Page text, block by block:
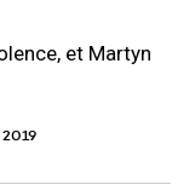
et Martyn
2019